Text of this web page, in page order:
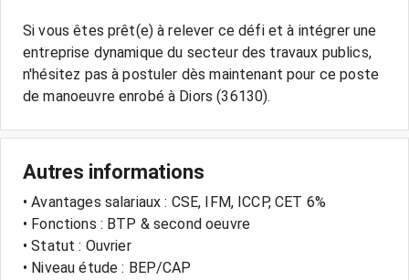
Si vous êtes prêt(e) à relever ce défi et à intégrer une
entreprise dynamique du secteur des travaux publics,
n'hésitez pas à postuler dès maintenant pour ce poste
Autres informations
• Avantages salariaux : CSE, IFM, ICCP, CET 6%
• Fonctions : BTP & second oeuvre
• Statut : Ouvrier
• Niveau étude : BEP/CAP